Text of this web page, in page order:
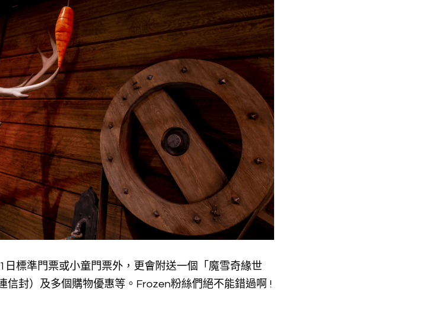
標準門票或小童門票外，更會附送一個「魔雪奇緣世
信封）及多個購物優惠等。Frozen粉絲們絕不能錯過啊 !